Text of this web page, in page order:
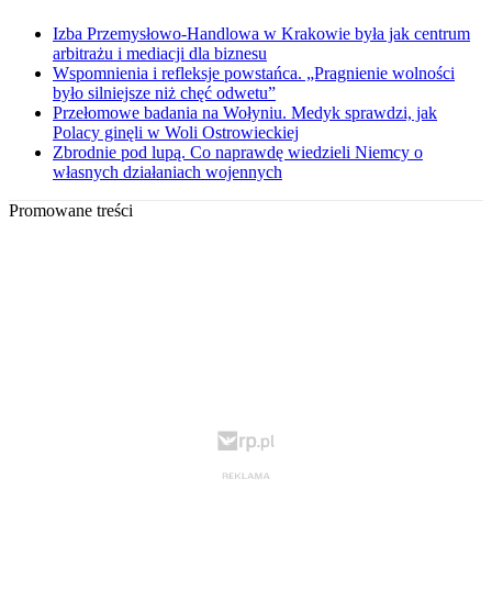
Izba Przemysłowo-Handlowa w Krakowie była jak centrum
arbitrażu i mediacji dla biznesu
Wspomnienia i refleksje powstańca. „Pragnienie wolności
było silniejsze niż chęć odwetu”
Przełomowe badania na Wołyniu. Medyk sprawdzi, jak
Polacy ginęli w Woli Ostrowieckiej
Zbrodnie pod lupą. Co naprawdę wiedzieli Niemcy o
własnych działaniach wojennych
Promowane treści